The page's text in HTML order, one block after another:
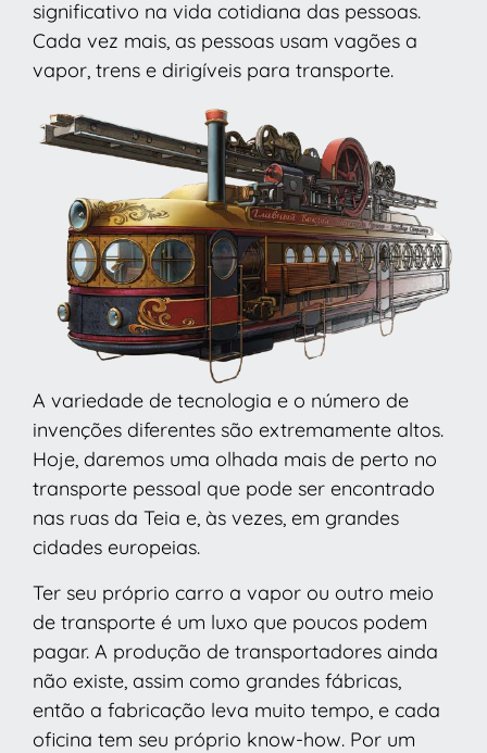
significativo na vida cotidiana das pessoas.
Cada vez mais, as pessoas usam vagões a
vapor, trens e dirigíveis para transporte.
A variedade de tecnologia e o número de
invenções diferentes são extremamente altos.
Hoje, daremos uma olhada mais de perto no
transporte pessoal que pode ser encontrado
nas ruas da Teia e, às vezes, em grandes
cidades europeias.
Ter seu próprio carro a vapor ou outro meio
de transporte é um luxo que poucos podem
pagar. A produção de transportadores ainda
não existe, assim como grandes fábricas,
então a fabricação leva muito tempo, e cada
oficina tem seu próprio know-how. Por um